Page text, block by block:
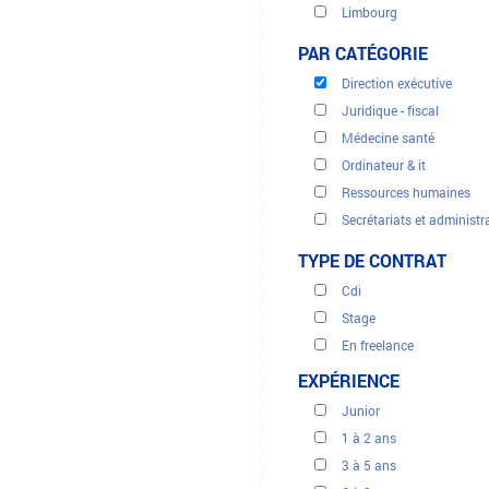
Limbourg
Namur
Walloon brabant
West flanders
PAR CATÉGORIE
Commerce et distribution
Direction exécutive
Juridique - fiscal
Médecine santé
Ordinateur & it
Ressources humaines
Secrétariats et
Ventes et marketing
Énergies renouvelables
TYPE DE CONTRAT
Cdi
Stage
En freelance
Intérimaire
EXPÉRIENCE
Junior
1 à 2 ans
3 à 5 ans